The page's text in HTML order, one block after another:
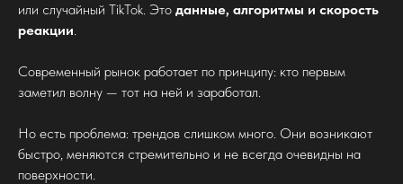
или случайный TikTok. Это данные, алгоритмы и скорость
реакции.
Современный рынок работает по принципу: кто первым
заметил волну — тот на ней и заработал.
Но есть проблема: трендов слишком много. Они возникают
быстро, меняются стремительно и не всегда очевидны на
поверхности.